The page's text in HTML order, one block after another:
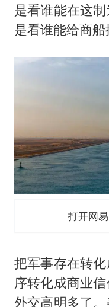
是看谁能在这
是看谁能给商船
打开网
把军事存在转
序转化成商业
外交高明多了